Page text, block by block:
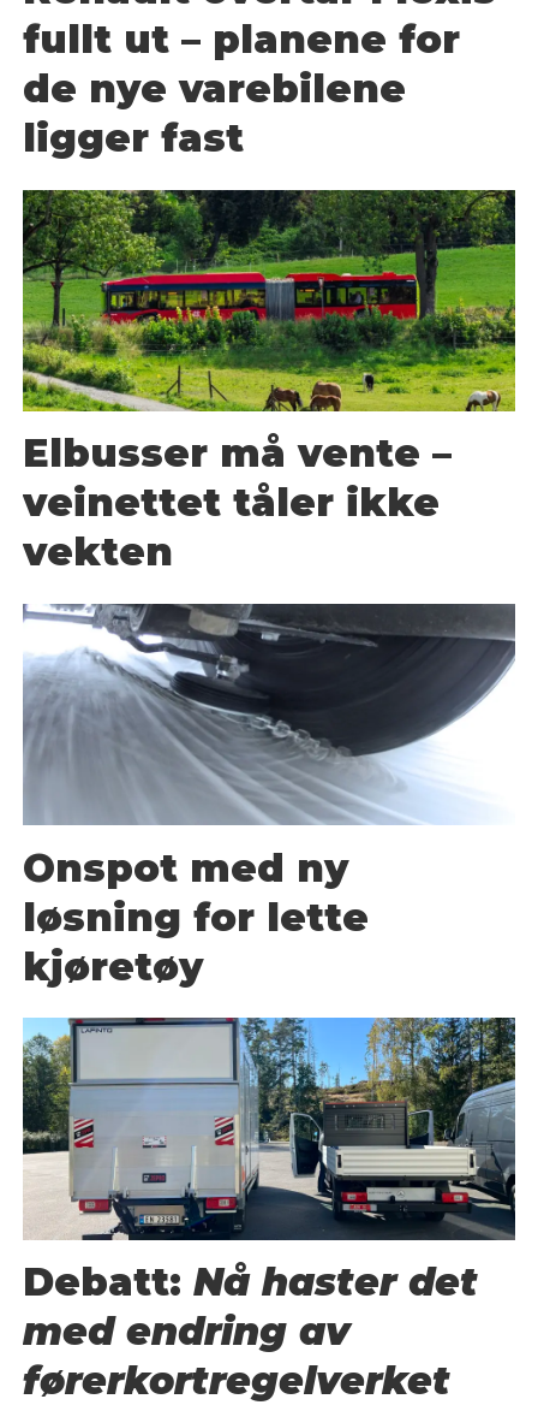
fullt ut – planene for
de nye varebilene
ligger fast
Elbusser må vente –
veinettet tåler ikke
vekten
Onspot med ny
løsning for lette
kjøretøy
Debatt:Nå haster det
med endring av
førerkortregelverket